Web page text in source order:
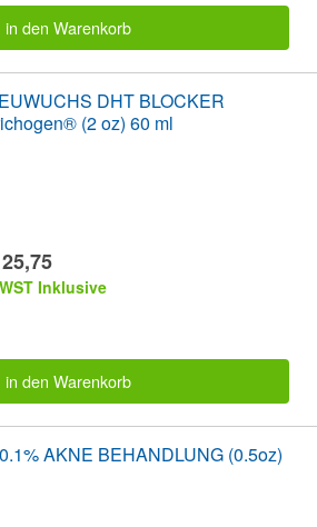
in den Warenkorb
DHT BLOCKER
(2 oz) 60 ml
Inklusive
in den Warenkorb
AKNE BEHANDLUNG (0.5oz)